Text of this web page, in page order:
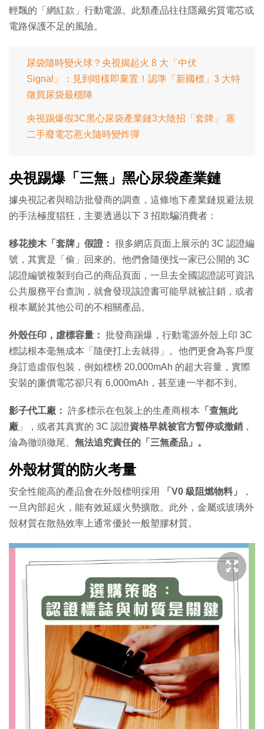
輕飄的「網紅款」行動電源。此類產品往往隱藏劣質電芯或
電路保護不足的風險。
尿袋隨時變火球？央視揭起火 8 大「中伏
Signal」：見到咁樣即棄置！認準「新國標」3 大特
徵買尿袋最穩陣
央視踢爆假3C黑心尿袋產業鏈3大陰招「套牌」 塞
二手廢電芯惹火隨時變炸彈
央視踢爆「三無」黑心尿袋產業鏈
據央視記者與暗訪批發商的調查，這條地下產業鏈規避法規
的手法極度猖狂，主要透過以下 3 招欺騙消費者：
移花接木「套牌」假證： 很多網店頁面上展示的 3C 認證編
號，其實是「偷」回來的。他們會隨便找一家已公開的 3C
認證編號複製到自己的商品頁面，一旦去全國認證認可資訊
公共服務平台查詢，就會發現該證書可能早就被註銷，或者
根本屬於其他公司的不相關產品。
外殼任印，虛標容量： 批發商踢爆，行動電源外殼上印 3C
標誌根本毫無成本「隨便打上去就得」。他們更會為客戶度
身訂造虛假包裝，例如標榜 20,000mAh 的超大容量，實際
安裝的廉價電芯卻只有 6,000mAh，甚至連一半都不到。
影子代工廠： 許多標示在包裝上的生產商根本 「查無此
廠 」，或者其真實的 3C 認證資格早就被官方暫停或撤銷 ，
淪為徹頭徹尾、 無法追究責任的「三無產品」。
外殼材質的防火考量
安全性能高的產品會在外殼標明採用 「V0 級阻燃物料」
，
一旦內部起火，能有效延緩火勢擴散。此外，金屬或玻璃外
殼材質在散熱效率上通常優於一般塑膠材質。